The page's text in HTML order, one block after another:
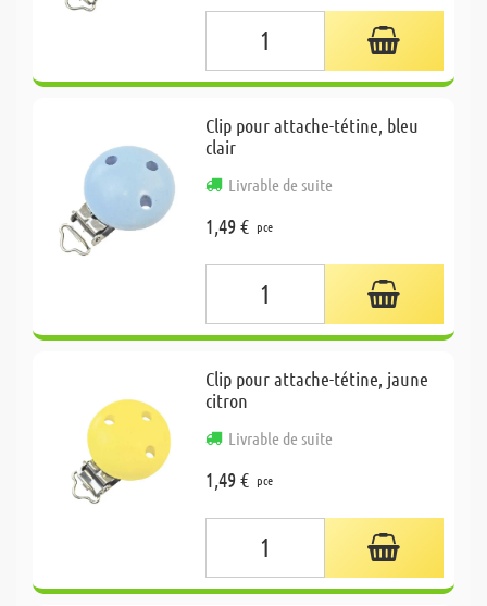
Clip pour attache-tétine, bleu
clair
Livrable de suite
1,49 € pce
Clip pour attache-tétine, jaune
citron
Livrable de suite
1,49 € pce